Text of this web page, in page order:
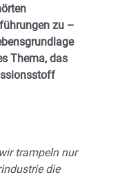
zu –
Thema, das
trampeln nur
die